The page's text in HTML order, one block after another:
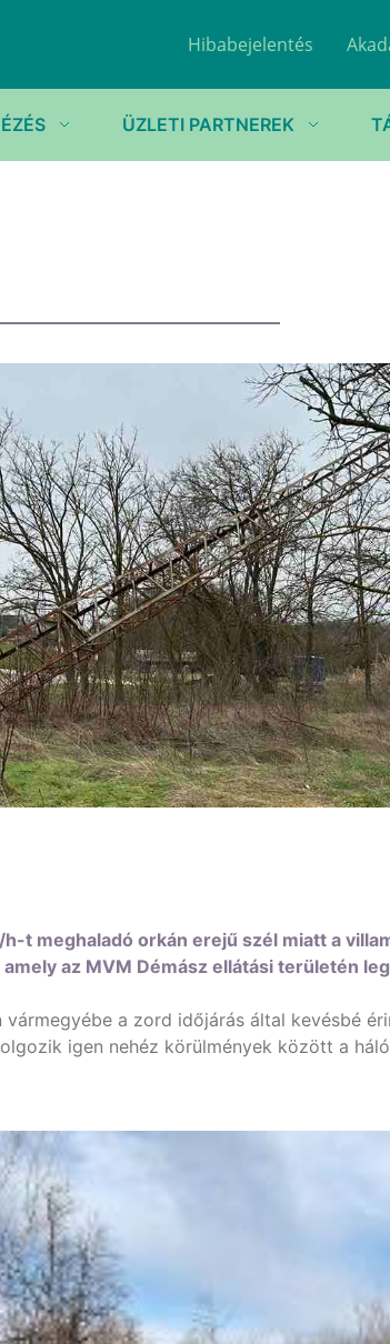
Hibabejelentés
ÜZLETI PARTNEREK
t meghaladó orkán erejű szél miatt a
az MVM Démász ellátási területén
a zord időjárás által kevésbé
igen nehéz körülmények között a